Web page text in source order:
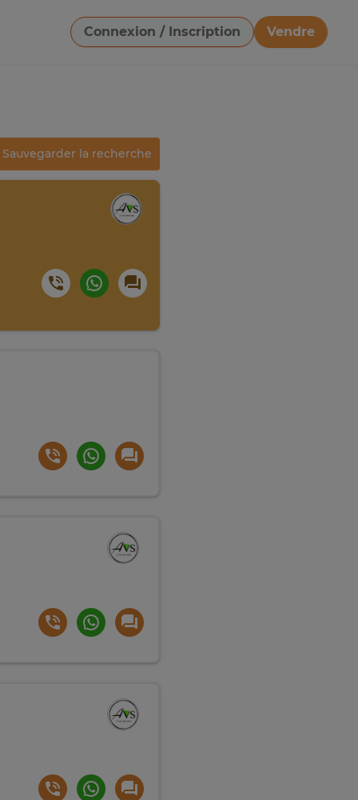
Connexion / Inscription
Vendre
Télécharger une image
Sauvegarder la recherche